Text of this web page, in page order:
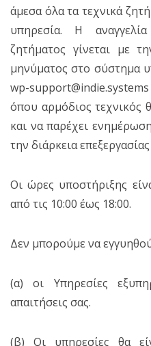
άμεσα όλα τα τεχνικά
υπηρεσία. Η
ζητήματος γίνεται με
μηνύματος στο σύστημα
wp-
όπου αρμόδιος τεχνικός
και να παρέχει
την διάρκεια
Οι ώρες υποστήριξης
από τις 10:00 έως 18:00.
Δεν μπορούμε να
(α) οι Υπηρεσίες
απαιτήσεις σας.
(β) Οι υπηρεσίες θα